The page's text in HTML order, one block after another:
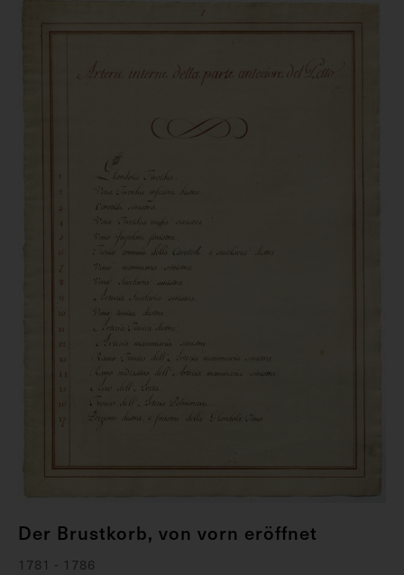
Der Brustkorb, von vorn eröffnet
1781 - 1786